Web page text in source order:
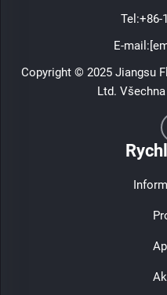
Tel:+86-
E-mail:
Copyright © 2025 Jiangsu
Ltd.